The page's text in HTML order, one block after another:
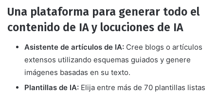
Una plataforma para generar todo el
contenido de IA y locuciones de IA
Asistente de artículos de IA: Cree blogs o artículos
extensos utilizando esquemas guiados y genere
imágenes basadas en su texto.
Plantillas de IA: Elija entre más de 70 plantillas listas